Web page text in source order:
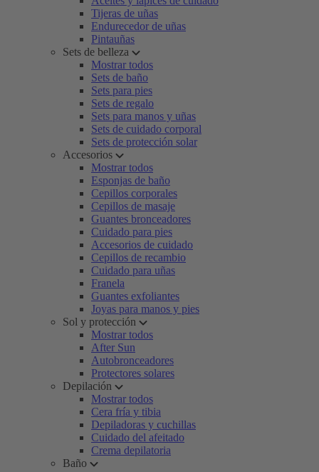
Tijeras de uñas
Endurecedor de uñas
Pintauñas
Sets de belleza
Mostrar todos
Sets de baño
Sets para pies
Sets de regalo
Sets para manos y uñas
Sets de cuidado corporal
Sets de protección solar
Accesorios
Mostrar todos
Esponjas de baño
Cepillos corporales
Cepillos de masaje
Guantes bronceadores
Cuidado para pies
Accesorios de cuidado
Cepillos de recambio
Cuidado para uñas
Franela
Guantes exfoliantes
Joyas para manos y pies
Sol y protección
Mostrar todos
After Sun
Autobronceadores
Protectores solares
Depilación
Mostrar todos
Cera fría y tibia
Depiladoras y cuchillas
Cuidado del afeitado
Crema depilatoria
Baño